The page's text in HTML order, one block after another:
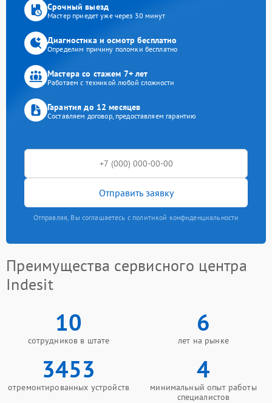
Срочный выезд
Мастер приедет уже через 30 минут
Диагностика и осмотр бесплатно
Определим причину поломки бесплатно
Мастера со стажем 7+ лет
Работаем с техникой любой сложности
Гарантия до 12 месяцев
Составляем договор, предоставляем гарантию
Отправить заявку
Отправляя, Вы соглашаетесь с политикой конфиденциальности
Преимущества сервисного центра
Indesit
10
сотрудников в штате
6
лет на рынке
3453
отремонтированных устройств
4
минимальный опыт работы
специалистов